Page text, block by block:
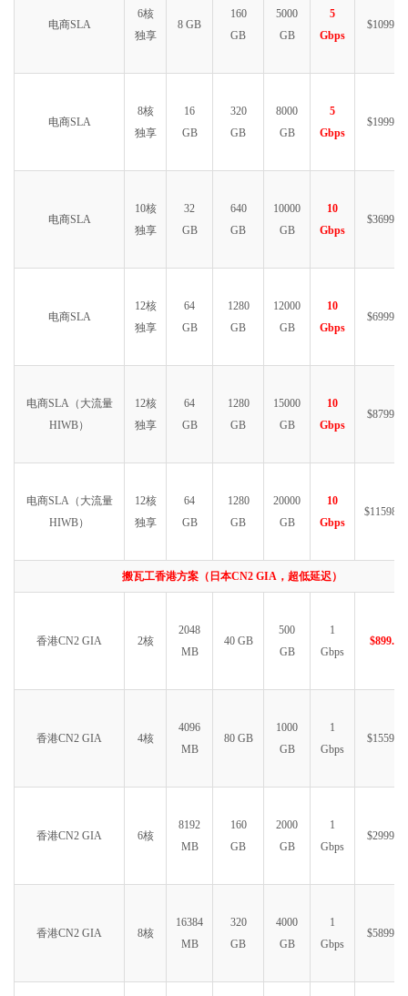
电商SLA
6核
独享
8 GB
160
GB
5000
GB
5
Gbps
$1099.99
电商SLA
8核
独享
16
GB
320
GB
8000
GB
5
Gbps
$1999.99
电商SLA
10核
独享
32
GB
640
GB
10000
GB
10
Gbps
$3699.99
电商SLA
12核
独享
64
GB
1280
GB
12000
GB
10
Gbps
$6999.99
电商SLA（大流量
HIWB）
12核
独享
64
GB
1280
GB
15000
GB
10
Gbps
$8799.99
电商SLA（大流量
HIWB）
12核
独享
64
GB
1280
GB
20000
GB
10
Gbps
搬瓦工香港方案（日本CN2 GIA，超低延迟）
香港CN2 GIA 2核
2048
MB
40 GB
500
GB
1
Gbps
$899.99
香港CN2 GIA 4核
4096
MB
80 GB
1000
GB
1
Gbps
$1559.99
香港CN2 GIA 6核
8192
MB
160
GB
2000
GB
1
Gbps
$2999.99
香港CN2 GIA 8核
16384
MB
320
GB
4000
GB
1
Gbps
$5899.99